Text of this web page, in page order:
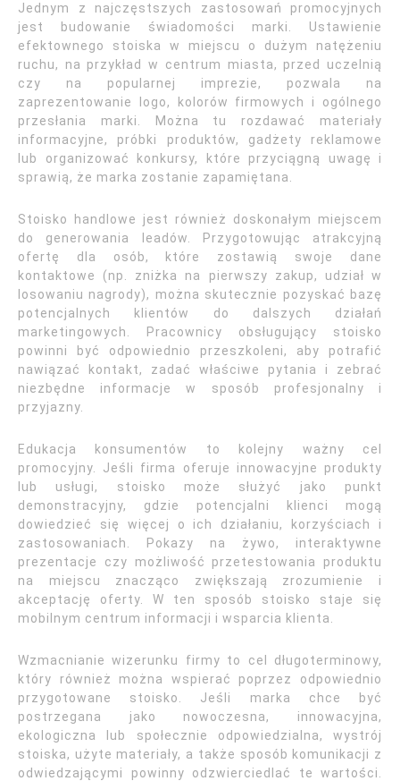
Jednym z najczęstszych zastosowań promocyjnych
jest budowanie świadomości marki. Ustawienie
efektownego stoiska w miejscu o dużym natężeniu
ruchu, na przykład w centrum miasta, przed uczelnią
czy na popularnej imprezie, pozwala na
zaprezentowanie logo, kolorów firmowych i ogólnego
przesłania marki. Można tu rozdawać materiały
informacyjne, próbki produktów, gadżety reklamowe
lub organizować konkursy, które przyciągną uwagę i
sprawią, że marka zostanie zapamiętana.
Stoisko handlowe jest również doskonałym miejscem
do generowania leadów. Przygotowując atrakcyjną
ofertę dla osób, które zostawią swoje dane
kontaktowe (np. zniżka na pierwszy zakup, udział w
losowaniu nagrody), można skutecznie pozyskać bazę
potencjalnych klientów do dalszych działań
marketingowych. Pracownicy obsługujący stoisko
powinni być odpowiednio przeszkoleni, aby potrafić
nawiązać kontakt, zadać właściwe pytania i zebrać
niezbędne informacje w sposób profesjonalny i
przyjazny.
Edukacja konsumentów to kolejny ważny cel
promocyjny. Jeśli firma oferuje innowacyjne produkty
lub usługi, stoisko może służyć jako punkt
demonstracyjny, gdzie potencjalni klienci mogą
dowiedzieć się więcej o ich działaniu, korzyściach i
zastosowaniach. Pokazy na żywo, interaktywne
prezentacje czy możliwość przetestowania produktu
na miejscu znacząco zwiększają zrozumienie i
akceptację oferty. W ten sposób stoisko staje się
mobilnym centrum informacji i wsparcia klienta.
Wzmacnianie wizerunku firmy to cel długoterminowy,
który również można wspierać poprzez odpowiednio
przygotowane stoisko. Jeśli marka chce być
postrzegana jako nowoczesna, innowacyjna,
ekologiczna lub społecznie odpowiedzialna, wystrój
stoiska, użyte materiały, a także sposób komunikacji z
odwiedzającymi powinny odzwierciedlać te wartości.